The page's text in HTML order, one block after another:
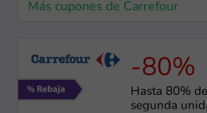
Más cupones de Carrefour
-80%
Hasta 80%
segunda